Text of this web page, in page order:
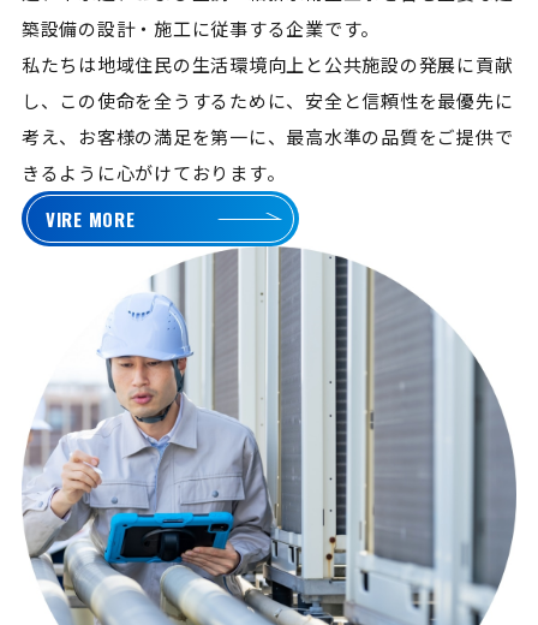
築設備の設計・施工に従事する企業です。
私たちは地域住民の生活環境向上と公共施設の発展に貢献
し、この使命を全うするために、安全と信頼性を最優先に
考え、お客様の満足を第一に、最高水準の品質をご提供で
きるように心がけております。
VIRE MORE